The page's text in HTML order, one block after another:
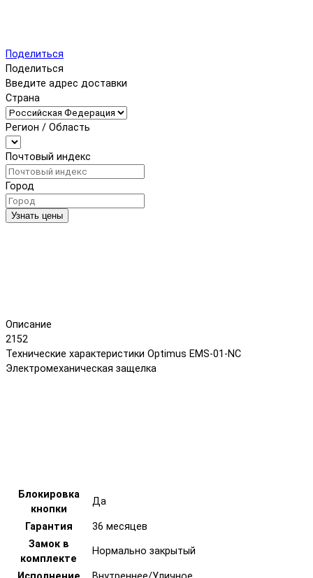
Поделиться
Поделиться
Введите адрес доставки
Страна
Регион / Область
Почтовый индекс
Город
Узнать цены
Описание
2152
Технические характеристики Optimus EMS-01-NC
Электромеханическая защелка
Блокировка
кнопки
Да
Гарантия
36 месяцев
Замок в
комплекте
Нормально закрытый